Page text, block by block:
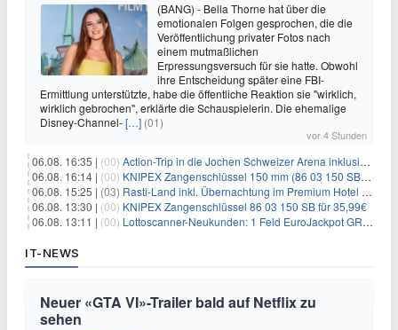
(BANG) - Bella Thorne hat über die
emotionalen Folgen gesprochen, die die
Veröffentlichung privater Fotos nach
einem mutmaßlichen
Erpressungsversuch für sie hatte. Obwohl
ihre Entscheidung später eine FBI-
Ermittlung unterstützte, habe die öffentliche Reaktion sie "wirklich,
wirklich gebrochen", erklärte die Schauspielerin. Die ehemalige
Disney-Channel-[…] (01)
vor 4 Stunden
06.08. 16:35 | (00) Action-Trip in die Jochen Schweizer Arena inklusive Premium Hotel und Frühstück ab 59€ p.P.
06.08. 16:14 | (00) KNIPEX Zangenschlüssel 150 mm (86 03 150 SB) für 35,99€
06.08. 15:25 | (03) Rasti-Land inkl. Übernachtung im Premium Hotel ab 69€ p.P.
06.08. 13:30 | (00) KNIPEX Zangenschlüssel 86 03 150 SB für 35,99€
06.08. 13:11 | (00) Lottoscanner-Neukunden: 1 Feld EuroJackpot GRATIS spielen
IT-NEWS
Neuer «GTA VI»-Trailer bald auf Netflix zu
sehen